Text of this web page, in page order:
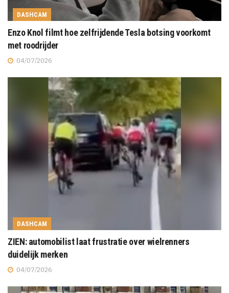
DASHCAM
Enzo Knol filmt hoe zelfrijdende Tesla botsing voorkomt
met roodrijder
04/07/2026
DASHCAM
ZIEN: automobilist laat frustratie over wielrenners
duidelijk merken
04/07/2026